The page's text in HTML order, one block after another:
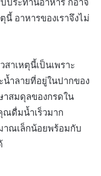
อาหารของเราจึงไม่
าเหตุนี้เป็นเพราะ
น้ำลายที่อยู่ในปากของ
าสมดุลของกรดใน
ณดื่มน้ำเร็วมาก
าณเล็กน้อยพร้อมกับ